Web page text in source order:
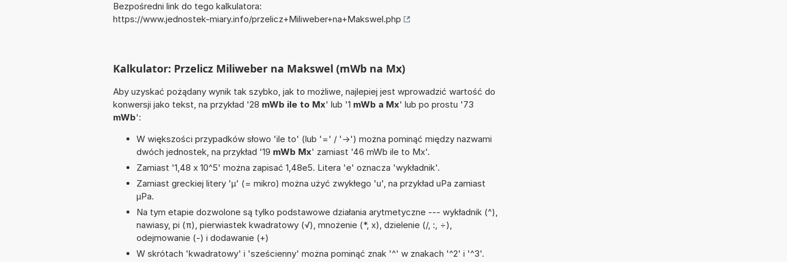
Bezpośredni link do tego kalkulatora:
https://www.jednostek-miary.info/przelicz+Miliweber+na+Makswel.php
Kalkulator: Przelicz Miliweber na Makswel (mWb na Mx)
Aby uzyskać pożądany wynik tak szybko, jak to możliwe, najlepiej jest wprowadzić wartość do
konwersji jako tekst, na przykład '28 mWb ile to Mx' lub '1 mWb a Mx' lub po prostu '73
mWb':
W większości przypadków słowo 'ile to' (lub '=' / '->') można pominąć między nazwami
dwóch jednostek, na przykład '19 mWb Mx' zamiast '46 mWb ile to Mx'.
Zamiast '1,48 x 10^5' można zapisać 1,48e5. Litera 'e' oznacza 'wykładnik'.
Zamiast greckiej litery 'µ' (= mikro) można użyć zwykłego 'u', na przykład uPa zamiast
µPa.
Na tym etapie dozwolone są tylko podstawowe działania arytmetyczne --- wykładnik (^),
nawiasy, pi (π), pierwiastek kwadratowy (√), mnożenie (*, x), dzielenie (/, :, ÷),
odejmowanie (-) i dodawanie (+)
W skrótach 'kwadratowy' i 'sześcienny' można pominąć znak '^' w znakach '^2' i '^3'.